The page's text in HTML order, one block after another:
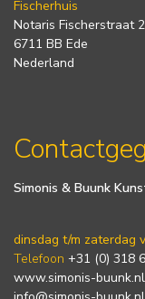
Fischerhuis
Notaris Fischerstraat
6711 BB Ede
Nederland
Simonis & Buunk
dinsdag t/m zaterdag
Telefoon +31 (0) 318
www.simonis-buunk.nl